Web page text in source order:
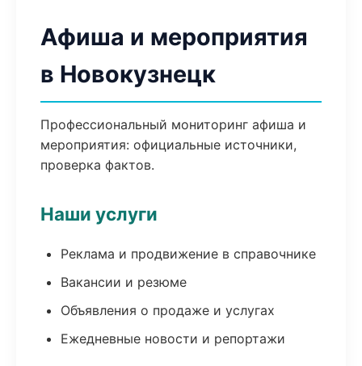
Афиша и мероприятия
в Новокузнецк
Профессиональный мониторинг афиша и
мероприятия: официальные источники,
проверка фактов.
Наши услуги
Реклама и продвижение в справочнике
Вакансии и резюме
Объявления о продаже и услугах
Ежедневные новости и репортажи